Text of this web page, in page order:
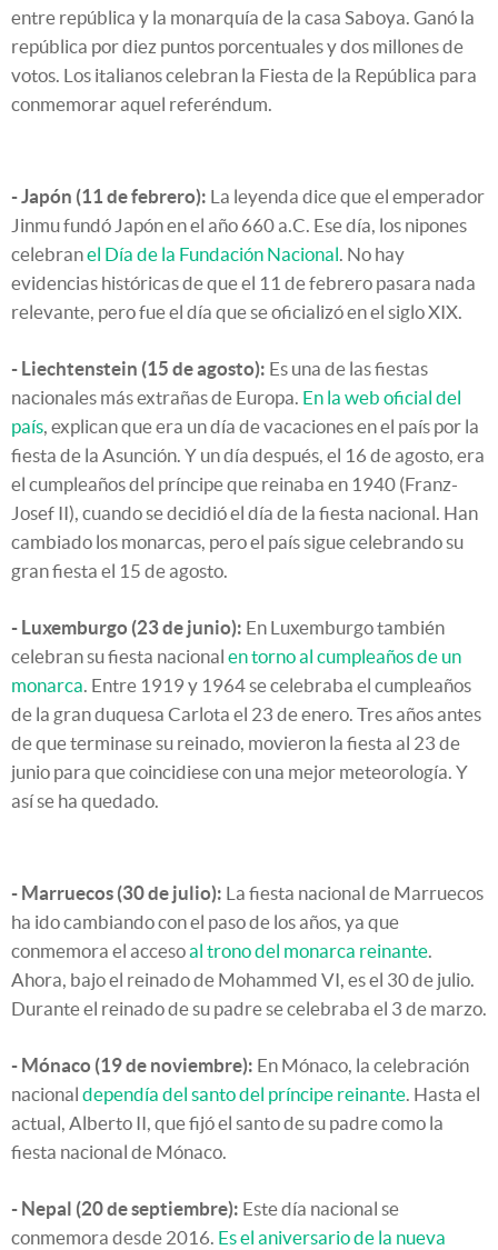
entre república y la monarquía de la casa Saboya. Ganó la
república por diez puntos porcentuales y dos millones de
votos. Los italianos celebran la Fiesta de la República para
conmemorar aquel referéndum.
- Japón (11 de febrero): La leyenda dice que el emperador
Jinmu fundó Japón en el año 660 a.C. Ese día, los nipones
celebranel Día de la Fundación Nacional. No hay
evidencias históricas de que el 11 de febrero pasara nada
relevante, pero fue el día que se oficializó en el siglo XIX.
- Liechtenstein (15 de agosto): Es una de las fiestas
nacionales más extrañas de Europa. En la web oficial del
país, explican que era un día de vacaciones en el país por la
fiesta de la Asunción. Y un día después, el 16 de agosto, era
el cumpleaños del príncipe que reinaba en 1940 (Franz-
Josef II), cuando se decidió el día de la fiesta nacional. Han
cambiado los monarcas, pero el país sigue celebrando su
gran fiesta el 15 de agosto.
- Luxemburgo (23 de junio): En Luxemburgo también
celebran su fiesta nacional en torno al cumpleaños de un
monarca. Entre 1919 y 1964 se celebraba el cumpleaños
de la gran duquesa Carlota el 23 de enero. Tres años antes
de que terminase su reinado, movieron la fiesta al 23 de
junio para que coincidiese con una mejor meteorología. Y
así se ha quedado.
- Marruecos (30 de julio): La fiesta nacional de Marruecos
ha ido cambiando con el paso de los años, ya que
conmemora el accesoal trono del monarca reinante.
Ahora, bajo el reinado de Mohammed VI, es el 30 de julio.
Durante el reinado de su padre se celebraba el 3 de marzo.
- Mónaco (19 de noviembre): En Mónaco, la celebración
nacional dependía del santo del príncipe reinante. Hasta el
actual, Alberto II, que fijó el santo de su padre como la
fiesta nacional de Mónaco.
- Nepal (20 de septiembre): Este día nacional se
conmemora desde 2016. Es el aniversario de la nueva